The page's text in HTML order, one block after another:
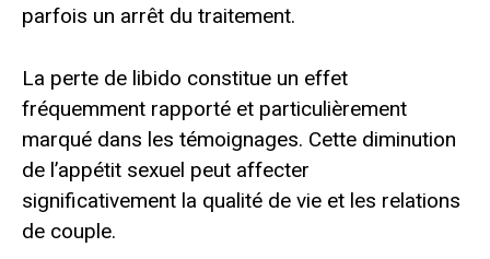
parfois un arrêt du traitement.
La perte de libido constitue un effet
fréquemment rapporté et particulièrement
marqué dans les témoignages. Cette diminution
de l’appétit sexuel peut affecter
significativement la qualité de vie et les relations
de couple.